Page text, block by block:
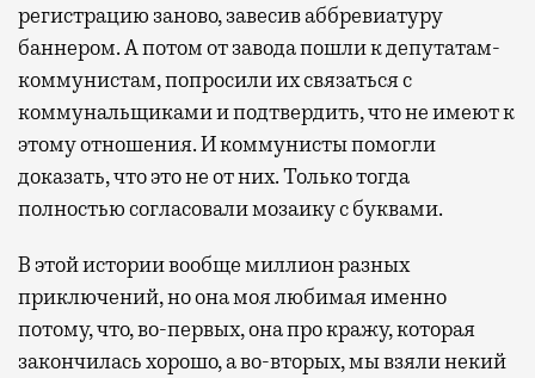
регистрацию заново, завесив аббревиатуру
баннером. А потом от завода пошли к депутатам-
коммунистам, попросили их связаться с
коммунальщиками и подтвердить, что не имеют к
этому отношения. И коммунисты помогли
доказать, что это не от них. Только тогда
полностью согласовали мозаику с буквами.
В этой истории вообще миллион разных
приключений, но она моя любимая именно
потому, что, во-первых, она про кражу, которая
закончилась хорошо, а во-вторых, мы взяли некий